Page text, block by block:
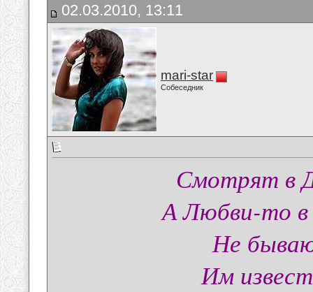
02.03.2010, 13:11
mari-star
Собеседник
Смотрят в
А Любви-то в
Не
Им